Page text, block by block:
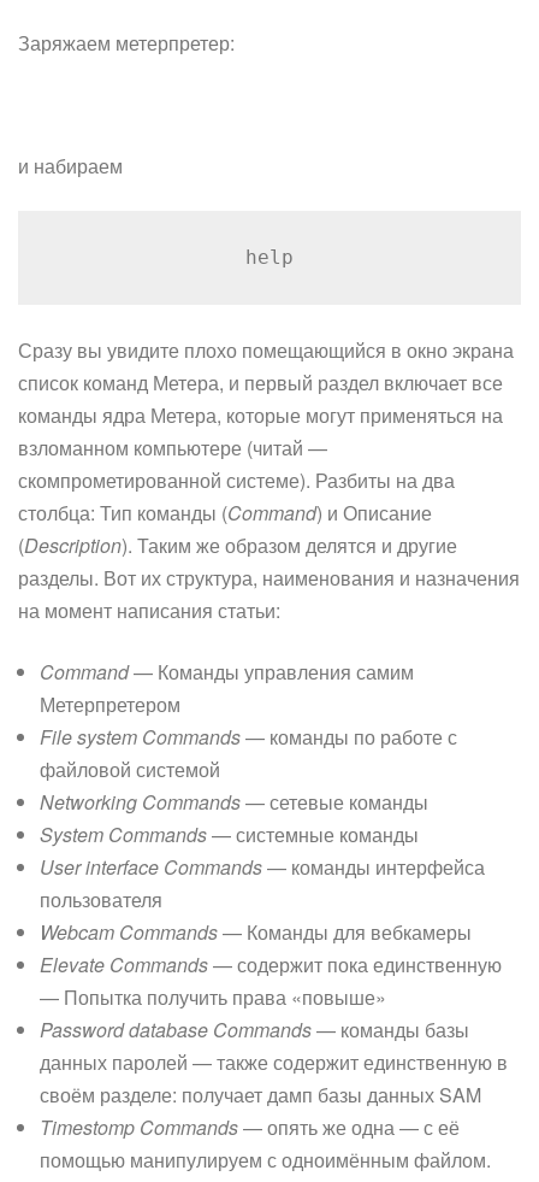
Заряжаем метерпретер:
и набираем
help
Сразу вы увидите плохо помещающийся в окно экрана
список команд Метера, и первый раздел включает все
команды ядра Метера, которые могут применяться на
взломанном компьютере (читай —
скомпрометированной системе). Разбиты на два
столбца: Тип команды (Command) и Описание
(Description). Таким же образом делятся и другие
разделы. Вот их структура, наименования и назначения
на момент написания статьи:
Command— Команды управления самим
Метерпретером
File system Commands— команды по работе с
файловой системой
Networking Commands— сетевые команды
System Commands— системные команды
User interface Commands— команды интерфейса
пользователя
Webcam Commands— Команды для вебкамеры
Elevate Commands— содержит пока единственную
— Попытка получить права «повыше»
Password database Commands— команды базы
данных паролей — также содержит единственную в
своём разделе: получает дамп базы данных SAM
Timestomp Commands— опять же одна — с её
помощью манипулируем с одноимённым файлом.